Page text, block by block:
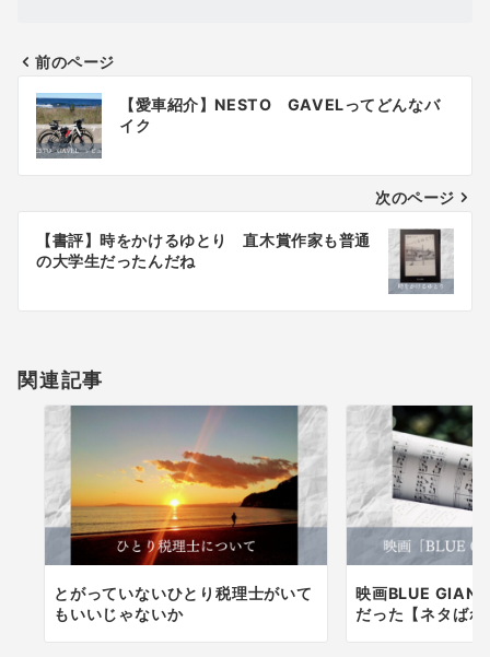
投
稿
ナ
ビ
シ
ン
前のページ
【愛車紹介】NESTO GAVELってどんなバ
イク
次のページ
【書評】時をかけるゆとり 直木賞作家も普通
の大学生だったんだね
関連記事
とがっていないひとり税理士がいて
もいいじゃないか
映画BLUE
だった【ネタばれ